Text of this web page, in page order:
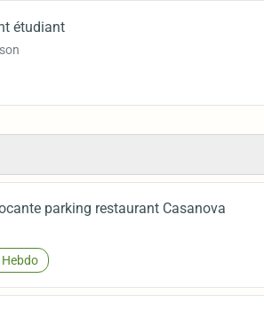
étudiant
parking restaurant Casanova
Hebdo